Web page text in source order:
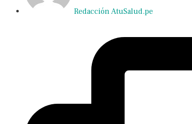
Redacción AtuSalud.pe